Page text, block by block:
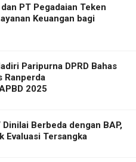
PT Pegadaian Teken
Keuangan bagi
Paripurna DPRD Bahas
Ranperda
2025
Dinilai Berbeda dengan BAP,
Evaluasi Tersangka